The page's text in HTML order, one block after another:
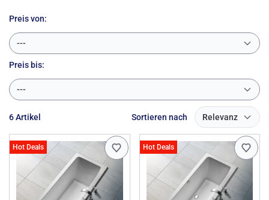
optimalen Material-Eigenschaften einer
Preis von:
---
Preis bis:
---
6 Artikel Sortieren nach Relevanz
Hot Deals Hot Deals